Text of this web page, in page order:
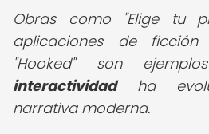
Obras como "Elige tu
aplicaciones de
"Hooked" son
interactividadha
narrativa moderna.